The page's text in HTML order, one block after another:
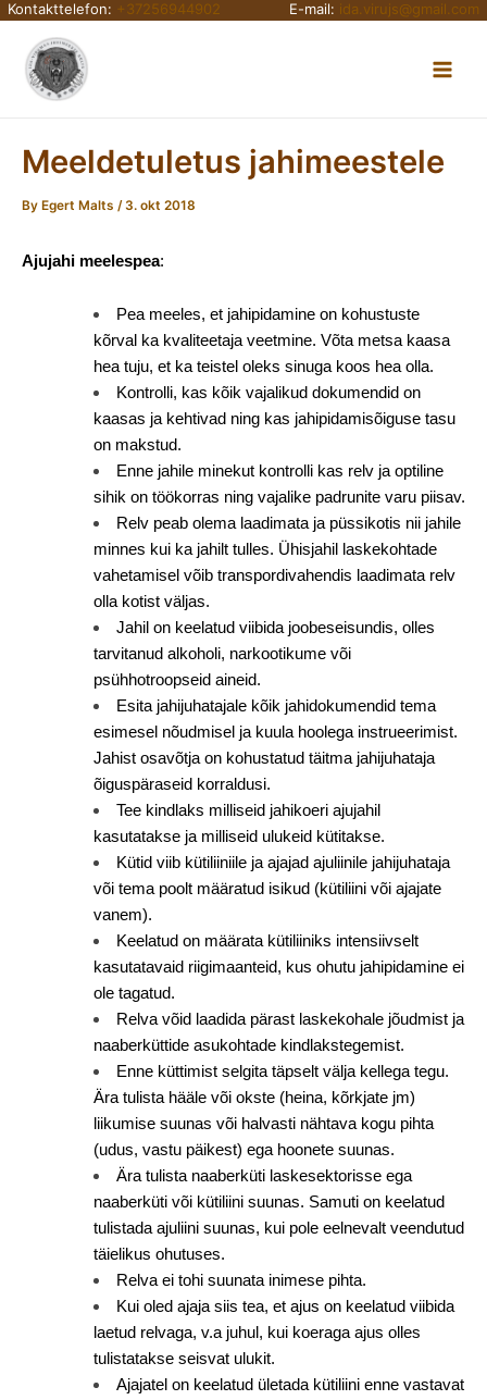
Skip
content
Kontakttelefon: +37256944902 E-mail: ida.virujs@gmail.com
Meeldetuletus jahimeestele
By Egert Malts /3. okt 2018
Ajujahi meelespea:
Pea meeles, et jahipidamine on kohustuste
kõrval ka kvaliteetaja veetmine. Võta metsa kaasa
hea tuju, et ka teistel oleks sinuga koos hea olla.
Kontrolli, kas kõik vajalikud dokumendid on
kaasas ja kehtivad ning kas jahipidamisõiguse tasu
on makstud.
Enne jahile minekut kontrolli kas relv ja optiline
sihik on töökorras ning vajalike padrunite varu piisav.
Relv peab olema laadimata ja püssikotis nii jahile
minnes kui ka jahilt tulles. Ühisjahil laskekohtade
vahetamisel võib transpordivahendis laadimata relv
olla kotist väljas.
Jahil on keelatud viibida joobeseisundis, olles
tarvitanud alkoholi, narkootikume või
psühhotroopseid aineid.
Esita jahijuhatajale kõik jahidokumendid tema
esimesel nõudmisel ja kuula hoolega instrueerimist.
Jahist osavõtja on kohustatud täitma jahijuhataja
õiguspäraseid korraldusi.
Tee kindlaks milliseid jahikoeri ajujahil
kasutatakse ja milliseid ulukeid kütitakse.
Kütid viib kütiliiniile ja ajajad ajuliinile jahijuhataja
või tema poolt määratud isikud (kütiliini või ajajate
vanem).
Keelatud on määrata kütiliiniks intensiivselt
kasutatavaid riigimaanteid, kus ohutu jahipidamine ei
ole tagatud.
Relva võid laadida pärast laskekohale jõudmist ja
naaberküttide asukohtade kindlakstegemist.
Enne küttimist selgita täpselt välja kellega tegu.
Ära tulista hääle või okste (heina, kõrkjate jm)
liikumise suunas või halvasti nähtava kogu pihta
(udus, vastu päikest) ega hoonete suunas.
Ära tulista naaberküti laskesektorisse ega
naaberküti või kütiliini suunas. Samuti on keelatud
tulistada ajuliini suunas, kui pole eelnevalt veendutud
täielikus ohutuses.
Relva ei tohi suunata inimese pihta.
Kui oled ajaja siis tea, et ajus on keelatud viibida
laetud relvaga, v.a juhul, kui koeraga ajus olles
tulistatakse seisvat ulukit.
Ajajatel on keelatud ületada kütiliini enne vastavat